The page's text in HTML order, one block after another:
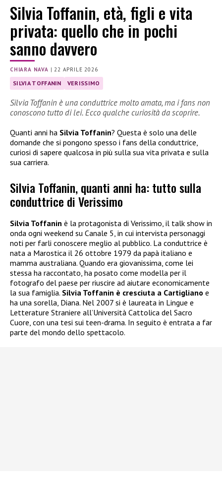
Silvia Toffanin, età, figli e vita
privata: quello che in pochi
sanno davvero
CHIARA NAVA | 22 APRILE 2026
SILVIA TOFFANIN VERISSIMO
Silvia Toffanin è una conduttrice molto amata, ma i fans non
conoscono tutto di lei. Ecco qualche curiosità da scoprire.
Quanti anni ha Silvia Toffanin? Questa è solo una delle
domande che si pongono spesso i fans della conduttrice,
curiosi di sapere qualcosa in più sulla sua vita privata e sulla
sua carriera.
Silvia Toffanin, quanti anni ha: tutto sulla
conduttrice di Verissimo
Silvia Toffanin è la protagonista di Verissimo, il talk show in
onda ogni weekend su Canale 5, in cui intervista personaggi
noti per farli conoscere meglio al pubblico. La conduttrice è
nata a Marostica il 26 ottobre 1979 da papà italiano e
mamma australiana. Quando era giovanissima, come lei
stessa ha raccontato, ha posato come modella per il
fotografo del paese per riuscire ad aiutare economicamente
la sua famiglia. Silvia Toffanin è cresciuta a Cartigliano e
ha una sorella, Diana. Nel 2007 si è laureata in Lingue e
Letterature Straniere all’Università Cattolica del Sacro
Cuore, con una tesi sui teen-drama. In seguito è entrata a far
parte del mondo dello spettacolo.